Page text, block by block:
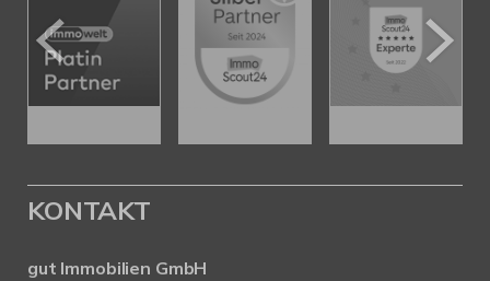
KONTAKT
gut Immobilien GmbH